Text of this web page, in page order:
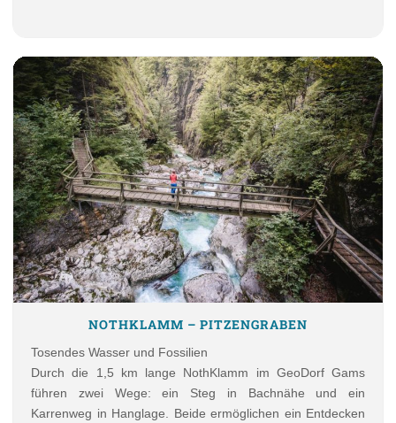
NOTHKLAMM – PITZENGRABEN
Tosendes Wasser und Fossilien
Durch die 1,5 km lange NothKlamm im GeoDorf Gams
führen zwei Wege: ein Steg in Bachnähe und ein
Karrenweg in Hanglage. Beide ermöglichen ein Entdecken